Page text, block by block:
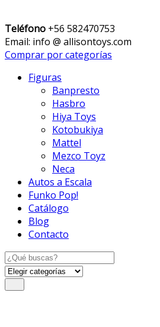
Teléfono +56 582470753
Email: info @ allisontoys.com
Comprar por categorías
Figuras
Banpresto
Hasbro
Hiya Toys
Kotobukiya
Mattel
Mezco Toyz
Neca
Autos a Escala
Funko Pop!
Catálogo
Blog
Contacto
Search
for: